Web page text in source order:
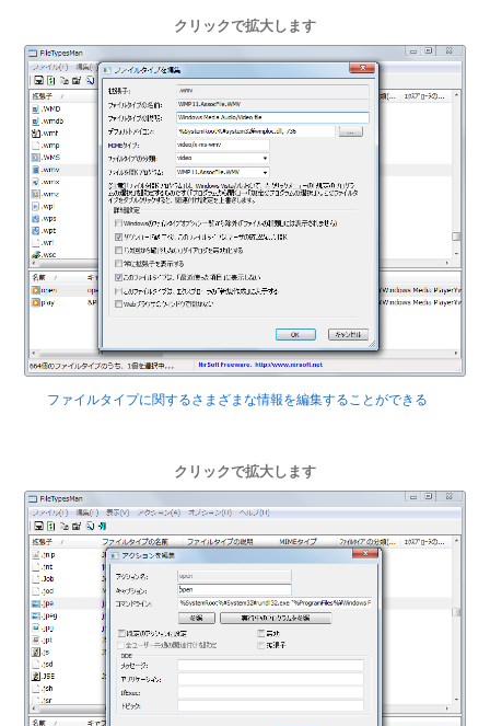
クリックで拡大します
ファイルタイプに関するさまざまな情報を編集することができる
クリックで拡大します